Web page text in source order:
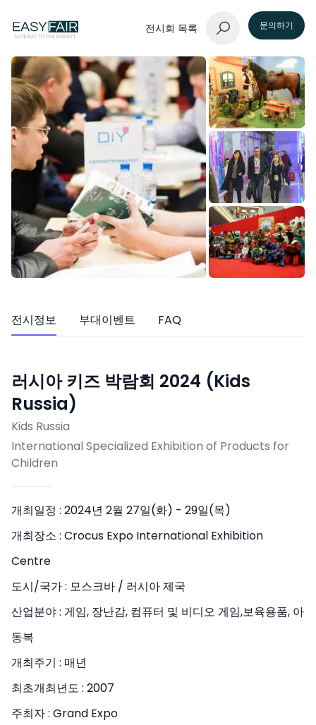
전시회 목록 문의하기
전시정보 부대이벤트 FAQ
러시아 키즈 박람회 2024 (Kids
Russia)
Kids Russia
International Specialized Exhibition of Products for
Children
개최일정 : 2024년 2월 27일(화) - 29일(목)
개최장소 : Crocus Expo International Exhibition
Centre
도시/국가 : 모스크바 / 러시아 제국
산업분야 : 게임, 장난감, 컴퓨터 및 비디오 게임,보육용품, 아
동복
개최주기 : 매년
최초개최년도 : 2007
주최자 : Grand Expo